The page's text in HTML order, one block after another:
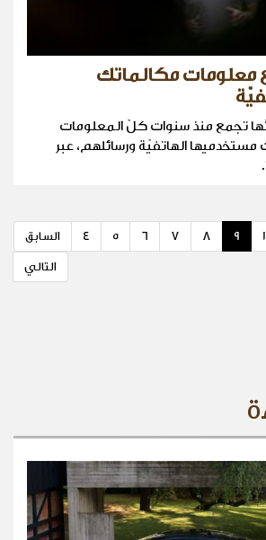
مكالماتك
تجمع منذ سنوات كلّ المعلومات
الهاتفيّة ورسائلهم، عبر
السابق 4 5 6 7 8 9
التالي